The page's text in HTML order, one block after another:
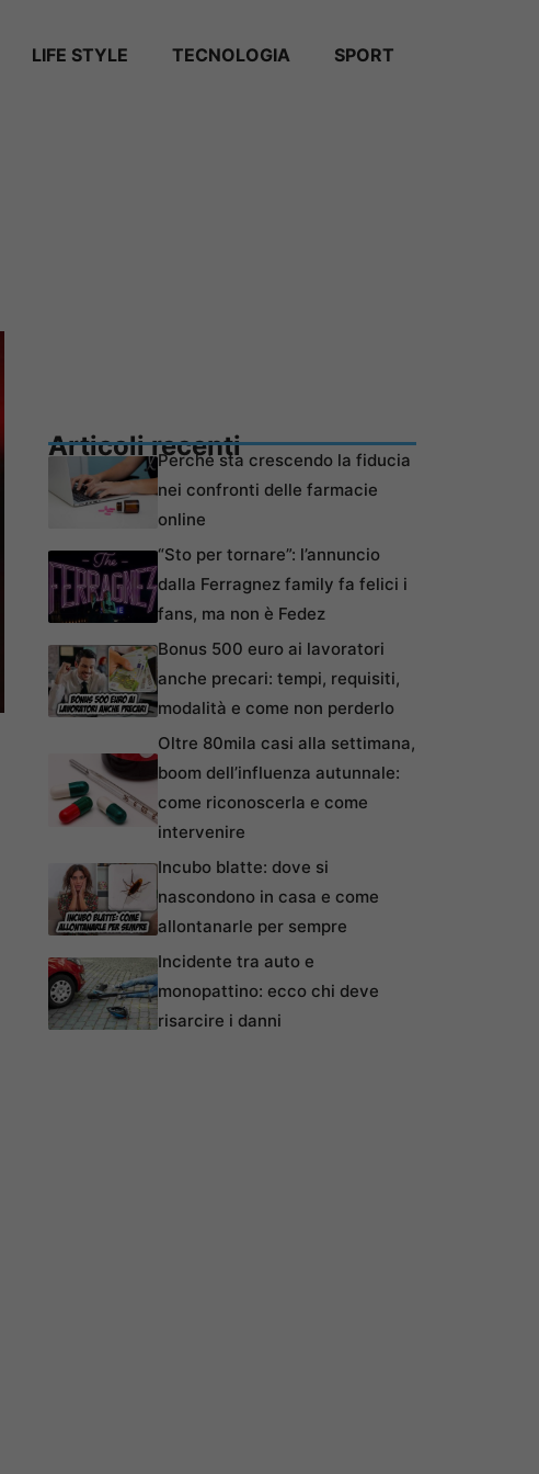
LIFE STYLE TECNOLOGIA SPORT
Articoli recentiPerché sta crescendo la fiducia
nei confronti delle farmacie
online
“Sto per tornare”: l’annuncio
dalla Ferragnez family fa felici i
fans, ma non è Fedez
Bonus 500 euro ai lavoratori
anche precari: tempi, requisiti,
modalità e come non perderlo
Oltre 80mila casi alla settimana,
boom dell’influenza autunnale:
come riconoscerla e come
intervenire
Incubo blatte: dove si
nascondono in casa e come
allontanarle per sempre
Incidente tra auto e
monopattino: ecco chi deve
risarcire i danni